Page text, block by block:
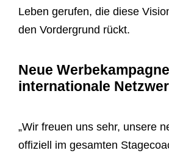
Leben gerufen, die diese
den Vordergrund rückt.
Neue
internationale
„Wir freuen uns sehr, unsere
offiziell im gesamten